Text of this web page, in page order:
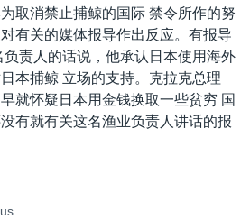
取消禁止捕鲸的国际 禁令所作的努
有关的媒体报导作出反应。有报导
责人的话说，他承认日本使用海外
本捕鲸 立场的支持。克拉克总理
就怀疑日本用金钱换取一些贫穷 国
有就有关这名渔业负责人讲话的报